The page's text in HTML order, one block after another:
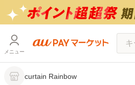
メニュー
curtain Rainbow